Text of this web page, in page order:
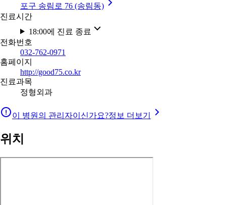
포구 송림로 76 (송림동)
진료시간
18:00에 진료 종료
전화번호
032-762-0971
홈페이지
http://good75.co.kr
진료과목
정형외과
이 병원의 관리자이신가요?정보 더보기
위치